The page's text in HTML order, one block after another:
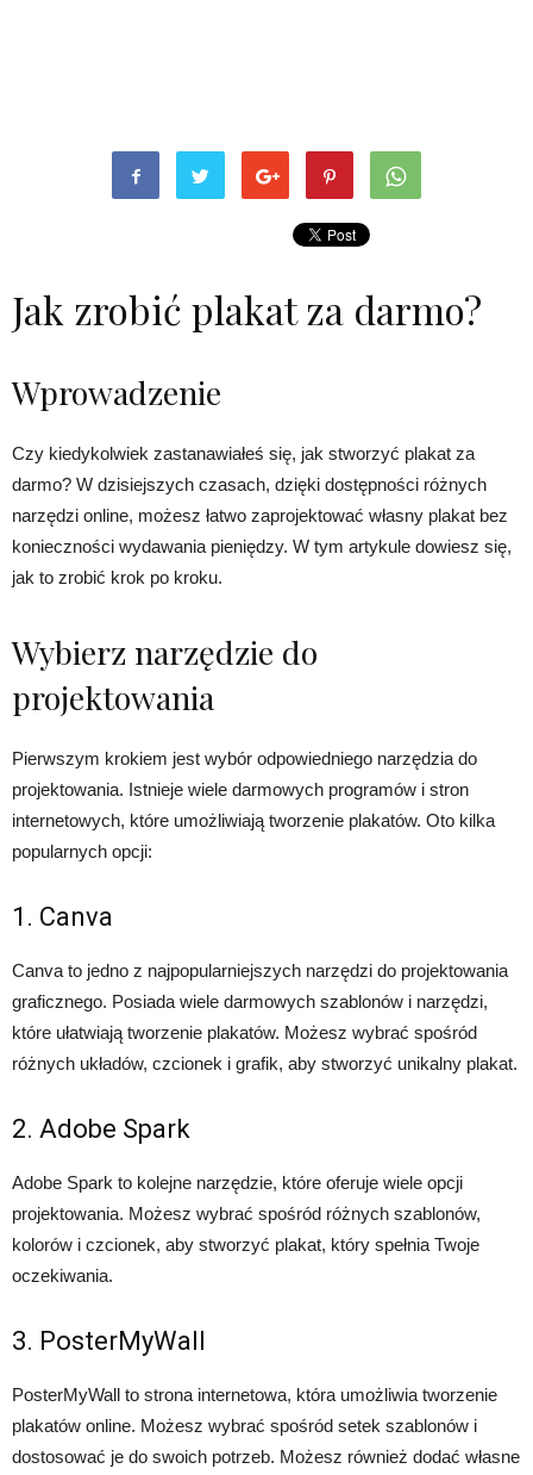
Jak zrobić plakat za darmo?
Wprowadzenie
Czy kiedykolwiek zastanawiałeś się, jak stworzyć plakat za
darmo? W dzisiejszych czasach, dzięki dostępności różnych
narzędzi online, możesz łatwo zaprojektować własny plakat bez
konieczności wydawania pieniędzy. W tym artykule dowiesz się,
jak to zrobić krok po kroku.
Wybierz narzędzie do
projektowania
Pierwszym krokiem jest wybór odpowiedniego narzędzia do
projektowania. Istnieje wiele darmowych programów i stron
internetowych, które umożliwiają tworzenie plakatów. Oto kilka
popularnych opcji:
1. Canva
Canva to jedno z najpopularniejszych narzędzi do projektowania
graficznego. Posiada wiele darmowych szablonów i narzędzi,
które ułatwiają tworzenie plakatów. Możesz wybrać spośród
różnych układów, czcionek i grafik, aby stworzyć unikalny plakat.
2. Adobe Spark
Adobe Spark to kolejne narzędzie, które oferuje wiele opcji
projektowania. Możesz wybrać spośród różnych szablonów,
kolorów i czcionek, aby stworzyć plakat, który spełnia Twoje
oczekiwania.
3. PosterMyWall
PosterMyWall to strona internetowa, która umożliwia tworzenie
plakatów online. Możesz wybrać spośród setek szablonów i
dostosować je do swoich potrzeb. Możesz również dodać własne